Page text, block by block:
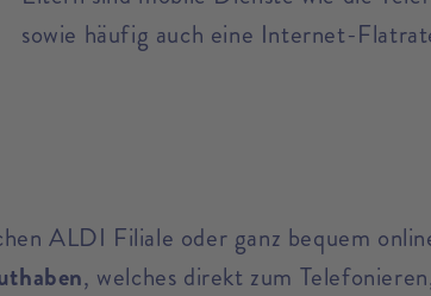
sowie häufig auch eine Internet-
ALDI Filiale oder ganz bequem
, welches direkt zum